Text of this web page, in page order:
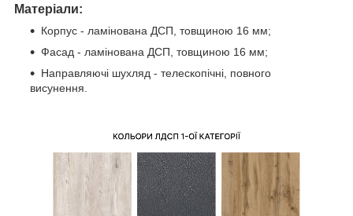
Матеріали:
Корпус - ламінована ДСП, товщиною 16 мм;
Фасад - ламінована ДСП, товщиною 16 мм;
Направляючі шухляд - телескопічні, повного
висунення.